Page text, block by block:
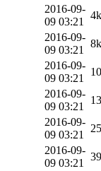
2016-09-
09 03:21
4k
2016-09-
09 03:21
8k
2016-09-
09 03:21
2016-09-
09 03:21
2016-09-
09 03:21
2016-09-
09 03:21